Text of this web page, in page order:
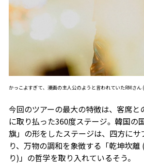
かっこよすぎて、漫画の主人公のようと言われていたRMさん
今回のツアーの最大の特徴は、客席と
に取り払った360度ステージ。韓国の
旗」の形をしたステージは、四方にサ
り、万物の調和を象徴する「乾坤坎離
り)」の哲学を取り入れているそう。